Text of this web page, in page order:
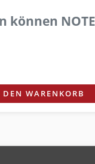
können
WARENKORB